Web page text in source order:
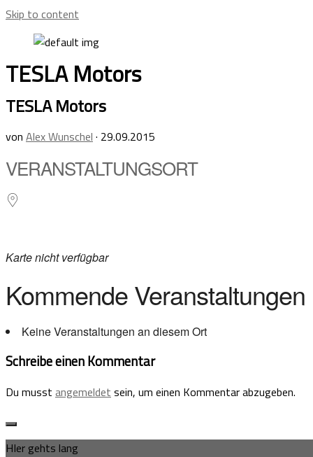
Skip to content
TESLA Motors
TESLA Motors
von Alex Wunschel · 29.09.2015
VERANSTALTUNGSORT
Karte nicht verfügbar
Kommende Veranstaltungen
Keine Veranstaltungen an diesem Ort
Schreibe einen Kommentar
Du musst angemeldet sein, um einen Kommentar abzugeben.
HIer gehts lang